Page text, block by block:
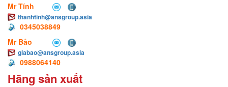
Mr Tính
thanhtinh@ansgroup.asia
0345038849
Mr Bảo
giabao@ansgroup.asia
0988064140
Hãng sản xuất